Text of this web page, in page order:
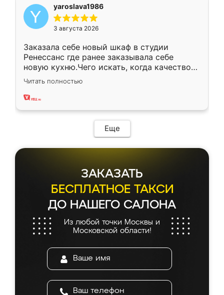
yaroslava1986
3 августа 2026
Заказала себе новый шкаф в студии
Ренессанс где ранее заказывала себе
новую кухню.Чего искать, когда качеством
вполне довольна. Служит кухня уже почти
два года, нареканий нет.
Читать полностью
Еще
ЗАКАЗАТЬ
БЕСПЛАТНОЕ ТАКСИ
ДО НАШЕГО САЛОНА
Из любой точки Москвы и
Московской области!